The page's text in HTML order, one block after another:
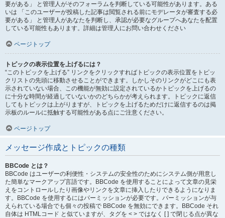
要がある」 と管理人がそのフォーラムを判断している可能性があります。ある
いは 「このユーザーが投稿した記事は閲覧される前にモデレータが審査する必
要がある」 と管理人があなたを判断し、承認が必要なグループへあなたを配置
している可能性もあります。詳細は管理人にお問い合わせください
ページトップ
トピックの表示位置を上げるには？
“このトピックを上げる” リンクをクリックすればトピックの表示位置をトピッ
クリストの先頭に移動させることができます。しかしそのリンクがどこにも表
示されていない場合、この機能が無効に設定されているかトピックを上げるの
に十分な時間が経過していないかのどちらかが考えられます。トピックに返信
してもトピックは上がりますが、トピックを上げるためだけに返信するのは掲
示板のルールに抵触する可能性がある点にご注意ください。
ページトップ
メッセージ作成とトピックの種類
BBCode とは？
BBCode はユーザーの利便性・システムの安全性のためにシステム側が用意し
た簡単なマークアップ言語です。BBCode を使用することによって文章の見栄
えをコントロールしたり画像やリンクを文章に挿入したりできるようになりま
す。BBCode を使用するにはパーミッションが必要です。パーミッションが与
えられている場合でも個々の投稿で BBCode を無効にできます。BBCode それ
自体は HTMLコード と似ていますが、タグを < > ではなく [ ] で閉じる点が異な